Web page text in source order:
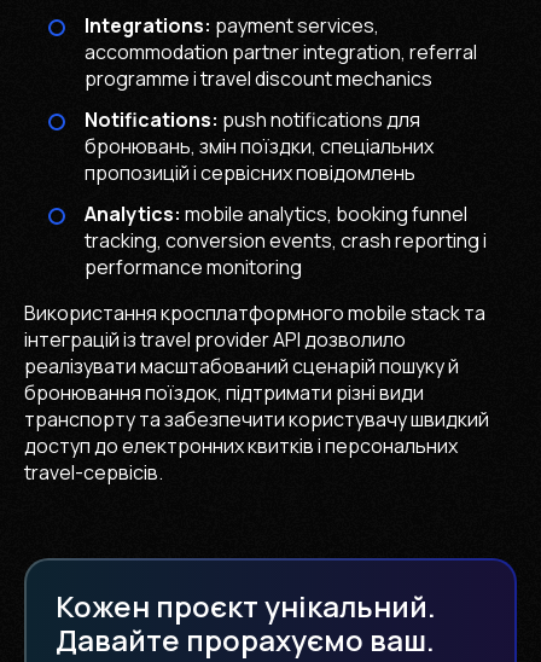
Integrations: payment services,
accommodation partner integration, referral
programme і travel discount mechanics
Notifications: push notifications для
бронювань, змін поїздки, спеціальних
пропозицій і сервісних повідомлень
Analytics: mobile analytics, booking funnel
tracking, conversion events, crash reporting і
performance monitoring
Використання кросплатформного mobile stack та
інтеграцій із travel provider API дозволило
реалізувати масштабований сценарій пошуку й
бронювання поїздок, підтримати різні види
транспорту та забезпечити користувачу швидкий
доступ до електронних квитків і персональних
travel-сервісів.
Кожен проєкт унікальний.
Давайте прорахуємо ваш.